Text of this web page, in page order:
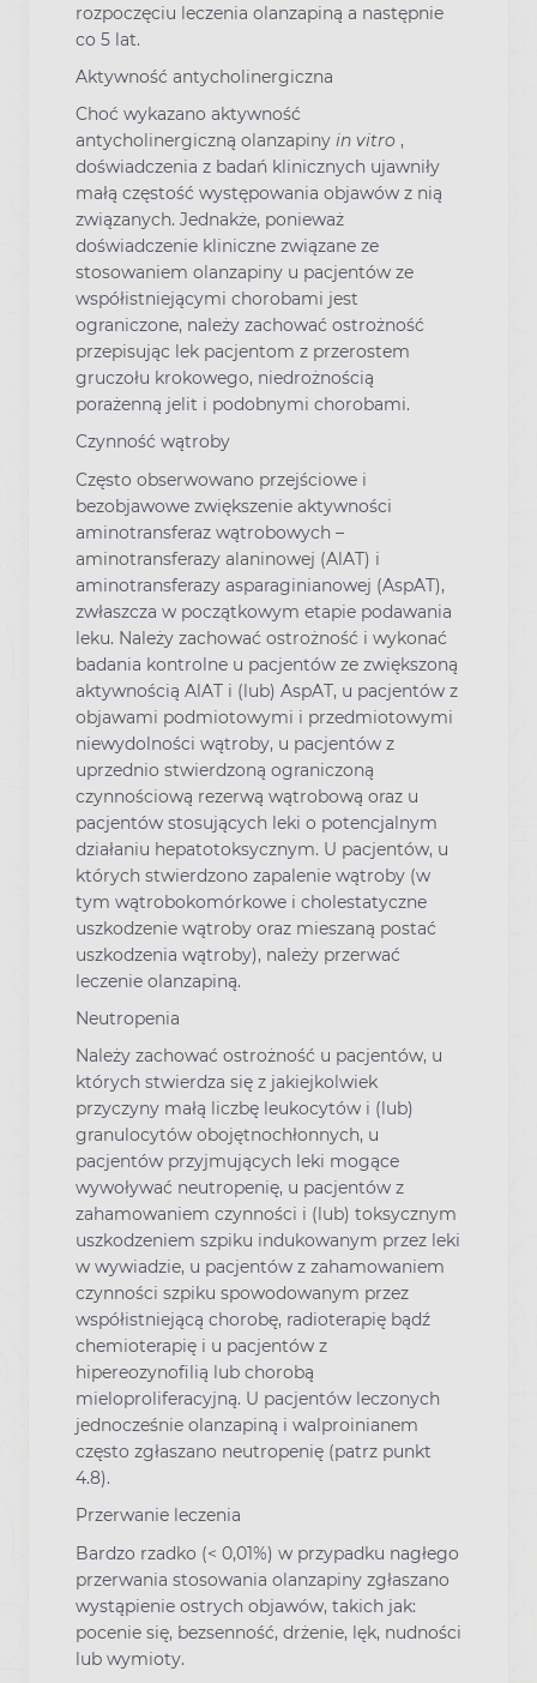
rozpoczęciu leczenia olanzapiną a następnie
co 5 lat.
Aktywność antycholinergiczna
Choć wykazano aktywność
antycholinergiczną olanzapiny in vitro ,
doświadczenia z badań klinicznych ujawniły
małą częstość występowania objawów z nią
związanych. Jednakże, ponieważ
doświadczenie kliniczne związane ze
stosowaniem olanzapiny u pacjentów ze
współistniejącymi chorobami jest
ograniczone, należy zachować ostrożność
przepisując lek pacjentom z przerostem
gruczołu krokowego, niedrożnością
porażenną jelit i podobnymi chorobami.
Czynność wątroby
Często obserwowano przejściowe i
bezobjawowe zwiększenie aktywności
aminotransferaz wątrobowych –
aminotransferazy alaninowej (AlAT) i
aminotransferazy asparaginianowej (AspAT),
zwłaszcza w początkowym etapie podawania
leku. Należy zachować ostrożność i wykonać
badania kontrolne u pacjentów ze zwiększoną
aktywnością AlAT i (lub) AspAT, u pacjentów z
objawami podmiotowymi i przedmiotowymi
niewydolności wątroby, u pacjentów z
uprzednio stwierdzoną ograniczoną
czynnościową rezerwą wątrobową oraz u
pacjentów stosujących leki o potencjalnym
działaniu hepatotoksycznym. U pacjentów, u
których stwierdzono zapalenie wątroby (w
tym wątrobokomórkowe i cholestatyczne
uszkodzenie wątroby oraz mieszaną postać
uszkodzenia wątroby), należy przerwać
leczenie olanzapiną.
Neutropenia
Należy zachować ostrożność u pacjentów, u
których stwierdza się z jakiejkolwiek
przyczyny małą liczbę leukocytów i (lub)
granulocytów obojętnochłonnych, u
pacjentów przyjmujących leki mogące
wywoływać neutropenię, u pacjentów z
zahamowaniem czynności i (lub) toksycznym
uszkodzeniem szpiku indukowanym przez leki
w wywiadzie, u pacjentów z zahamowaniem
czynności szpiku spowodowanym przez
współistniejącą chorobę, radioterapię bądź
chemioterapię i u pacjentów z
hipereozynofilią lub chorobą
mieloproliferacyjną. U pacjentów leczonych
jednocześnie olanzapiną i walproinianem
często zgłaszano neutropenię (patrz punkt
4.8).
Przerwanie leczenia
Bardzo rzadko (< 0,01%) w przypadku nagłego
przerwania stosowania olanzapiny zgłaszano
wystąpienie ostrych objawów, takich jak:
pocenie się, bezsenność, drżenie, lęk, nudności
lub wymioty.